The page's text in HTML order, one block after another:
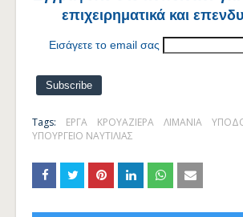
επιχειρηματικά και
Εισάγετε το email σας
Tags: ΕΡΓΑ ΚΡΟΥΑΖΙΕΡΑ ΛΙΜΑΝΙΑ
ΥΠΟΥΡΓΕΙΟ ΝΑΥΤΙΛΙΑΣ